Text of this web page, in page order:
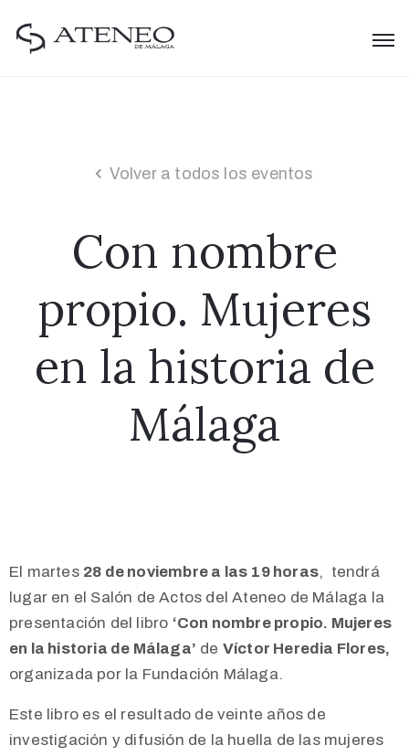
Volver a todos los eventos
Con nombre
propio. Mujeres
en la historia de
Málaga
El martes 28 de noviembre a las 19 horas, tendrá
lugar en el Salón de Actos del Ateneo de Málaga la
presentación del libro ‘Con nombre propio. Mujeres
en la historia de Málaga’ de Víctor Heredia Flores,
organizada por la Fundación Málaga.
Este libro es el resultado de veinte años de
investigación y difusión de la huella de las mujeres